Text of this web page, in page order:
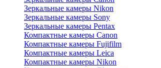
Зеркальные камеры Nikon
Зеркальные камеры Sony
Зеркальные камеры Pentax
Компактные камеры Canon
Компактные камеры Fujifilm
Компактные камеры Leica
Компактные камеры Nikon